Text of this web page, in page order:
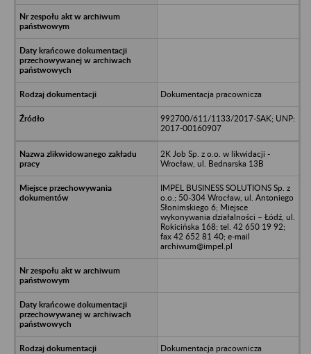
Dokumentacja pracownicza
992700/611/1133/2017-SAK; UNP:
2017-00160907
2K Job Sp. z o.o. w likwidacji -
Wrocław, ul. Bednarska 13B
IMPEL BUSINESS SOLUTIONS Sp. z
o.o.; 50-304 Wrocław, ul. Antoniego
Słonimskiego 6; Miejsce
wykonywania działalności – Łódź, ul.
Rokicińska 168; tel. 42 650 19 92;
fax 42 652 81 40; e-mail
archiwum@impel.pl
Dokumentacja pracownicza